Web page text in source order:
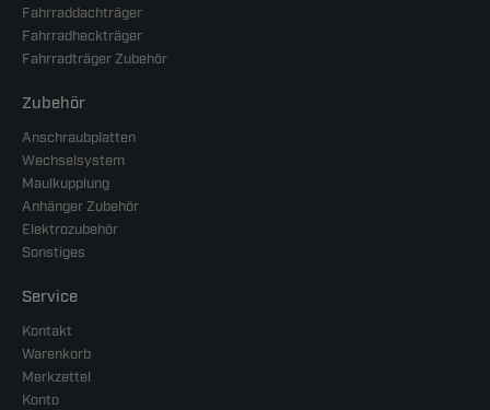
Fahrraddachträger
Fahrradheckträger
Fahrradträger Zubehör
Zubehör
Anschraubplatten
Wechselsystem
Maulkupplung
Anhänger Zubehör
Elektrozubehör
Sonstiges
Service
Kontakt
Warenkorb
Merkzettel
Konto